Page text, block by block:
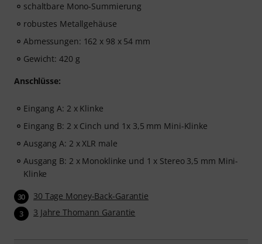
schaltbare Mono-Summierung
robustes Metallgehäuse
Abmessungen: 162 x 98 x 54 mm
Gewicht: 420 g
Anschlüsse:
Eingang A: 2 x Klinke
Eingang B: 2 x Cinch und 1x 3,5 mm Mini-Klinke
Ausgang A: 2 x XLR male
Ausgang B: 2 x Monoklinke und 1 x Stereo 3,5 mm Mini-
Klinke
30 30 Tage Money-Back-Garantie
3 3 Jahre Thomann Garantie